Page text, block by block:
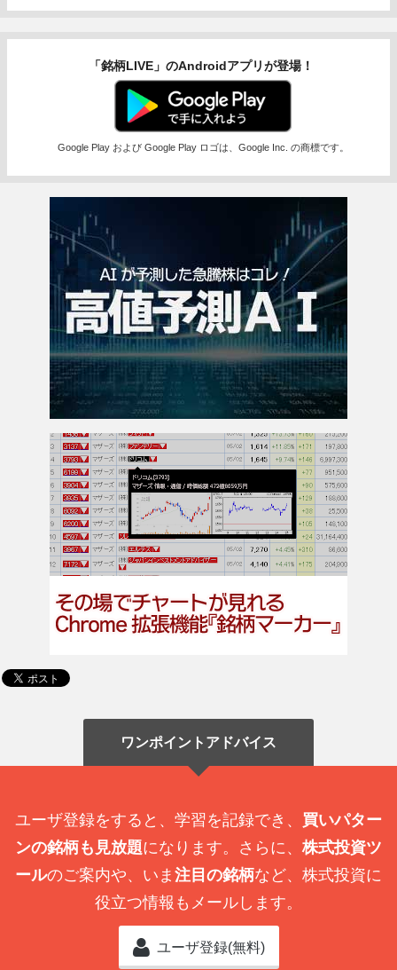
「銘柄LIVE」のAndroidアプリが登場！
Google Play および Google Play ロゴは、Google Inc. の商標です。
ワンポイントアドバイス
ユーザ登録をすると、学習を記録でき、 買いパター
ンの銘柄も見放題になります。さらに、 株式投資ツ
ールのご案内や、いま 注目の銘柄など、株式投資に
役立つ情報もメールします。
ユーザ登録(無料)